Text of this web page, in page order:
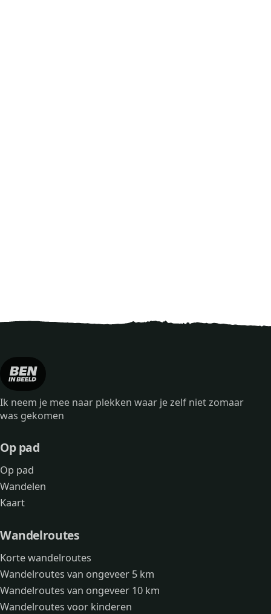
Ik neem je mee naar plekken waar je zelf niet zomaar
was gekomen
Op pad
Op pad
Wandelen
Kaart
Wandelroutes
Korte wandelroutes
Wandelroutes van ongeveer 5 km
Wandelroutes van ongeveer 10 km
Wandelroutes voor kinderen